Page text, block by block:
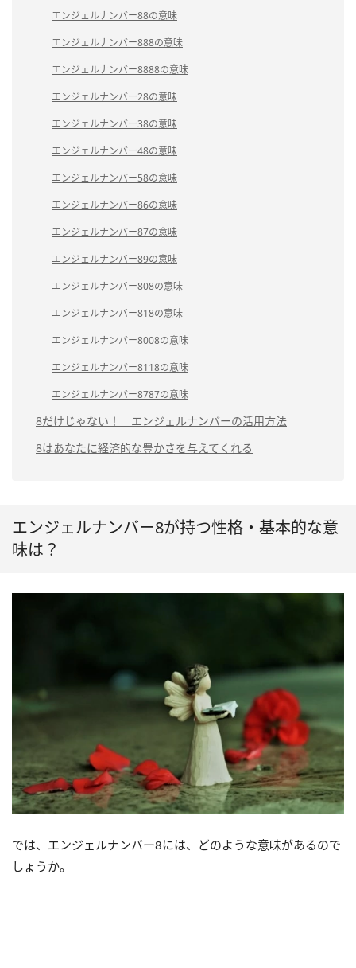
エンジェルナンバー88の意味
エンジェルナンバー888の意味
エンジェルナンバー8888の意味
エンジェルナンバー28の意味
エンジェルナンバー38の意味
エンジェルナンバー48の意味
エンジェルナンバー58の意味
エンジェルナンバー86の意味
エンジェルナンバー87の意味
エンジェルナンバー89の意味
エンジェルナンバー808の意味
エンジェルナンバー818の意味
エンジェルナンバー8008の意味
エンジェルナンバー8118の意味
エンジェルナンバー8787の意味
8だけじゃない！ エンジェルナンバーの活用方法
8はあなたに経済的な豊かさを与えてくれる
エンジェルナンバー8が持つ性格・基本的な意
味は？
では、エンジェルナンバー8には、どのような意味があるので
しょうか。